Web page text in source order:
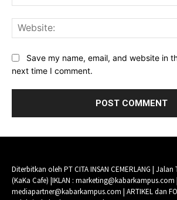
Save my name, email, and website in
next time I comment.
Diterbitkan oleh PT CITA INSAN CEMERLANG |
(KaKa Cafe) |IKLAN : marketing@kabarkampus.com |
mediapartner@kabarkampus.com | ARTIKEL dan